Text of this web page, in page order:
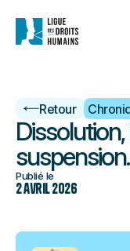
Retour
Publié le
2 avril 2026